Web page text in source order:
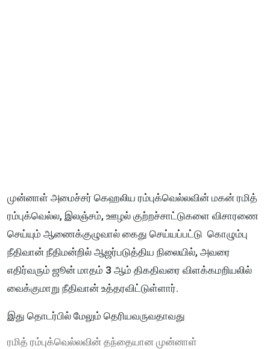
முன்னாள் அமைச்சர் கெஹலிய ரம்புக்வெல்லவின் மகன் ரமித்
ரம்புக்வெல்ல, இலஞ்சம், ஊழல் குற்றச்சாட்டுகளை விசாரணை
செய்யும் ஆணைக்குழுவால் கைது செய்யப்பட்டு கொழும்பு
நீதிவான் நீதிமன்றில் ஆஜர்படுத்திய நிலையில், அவரை
எதிர்வரும் ஜூன் மாதம் 3 ஆம் திகதிவரை விளக்கமறியலில்
வைக்குமாறு நீதிவான் உத்தரவிட்டுள்ளார்.
இது தொடர்பில் மேலும் தெரியவருவதாவது
ரமித் ரம்புக்வெல்லவின் தந்தையான முன்னாள்